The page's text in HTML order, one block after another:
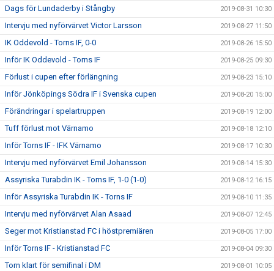
Dags för Lundaderby i Stångby 2019-08-31 10:30
Intervju med nyförvärvet Victor Larsson 2019-08-27 11:50
IK Oddevold - Torns IF, 0-0 2019-08-26 15:50
Inför IK Oddevold - Torns IF 2019-08-25 09:30
Förlust i cupen efter förlängning 2019-08-23 15:10
Inför Jönköpings Södra IF i Svenska cupen 2019-08-20 15:00
Förändringar i spelartruppen 2019-08-19 12:00
Tuff förlust mot Värnamo 2019-08-18 12:10
Inför Torns IF - IFK Värnamo 2019-08-17 10:30
Intervju med nyförvärvet Emil Johansson 2019-08-14 15:30
Assyriska Turabdin IK - Torns IF, 1-0 (1-0) 2019-08-12 16:15
Inför Assyriska Turabdin IK - Torns IF 2019-08-10 11:35
Intervju med nyförvärvet Alan Asaad 2019-08-07 12:45
Seger mot Kristianstad FC i höstpremiären 2019-08-05 17:00
Inför Torns IF - Kristianstad FC 2019-08-04 09:30
Torn klart för semifinal i DM 2019-08-01 10:05